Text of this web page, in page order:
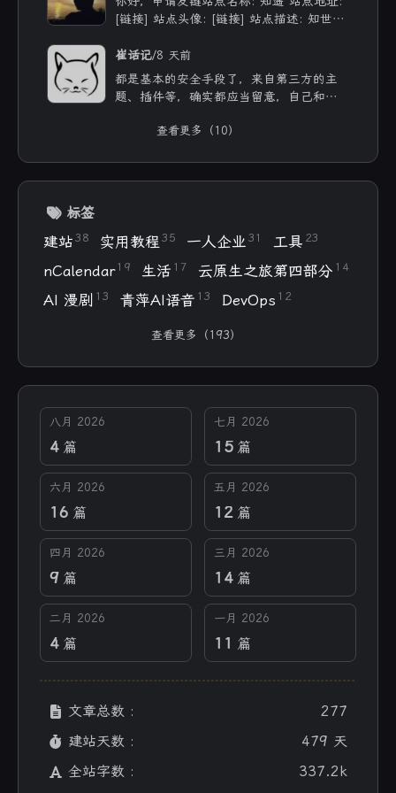
[链接] 站点头像: [链接] 站点描述: 知世故
崔话记/8 天前
都是基本的安全手段了，来自第三方的主
题、插件等，确实都应当留意，自己和用ai
查看更多（10）
标签
建站 38 实用教程 35 一人企业 31 工具 23
nCalendar 19 生活 17 云原生之旅第四部分 14
AI 漫剧 13 青萍AI语音 13 DevOps 12
查看更多（193）
八月 2026
4 篇
七月 2026
15 篇
六月 2026
16 篇
五月 2026
12 篇
四月 2026
9 篇
三月 2026
14 篇
二月 2026
4 篇
一月 2026
11 篇
文章总数 :
277
建站天数 :
479 天
全站字数 :
337.2k